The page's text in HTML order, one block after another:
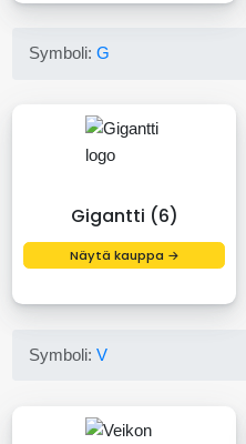
Symboli:G
Gigantti (6)
Näytä kauppa →
Symboli:V